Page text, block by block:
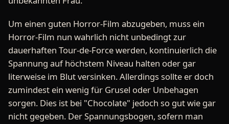
Um einen guten Horror-Film abzugeben, muss ein
Horror-Film nun wahrlich nicht unbedingt zur
dauerhaften Tour-de-Force werden, kontinuierlich die
Spannung auf höchstem Niveau halten oder gar
literweise im Blut versinken. Allerdings sollte er doch
zumindest ein wenig für Grusel oder Unbehagen
sorgen. Dies ist bei "Chocolate" jedoch so gut wie gar
nicht gegeben. Der Spannungsbogen, sofern man